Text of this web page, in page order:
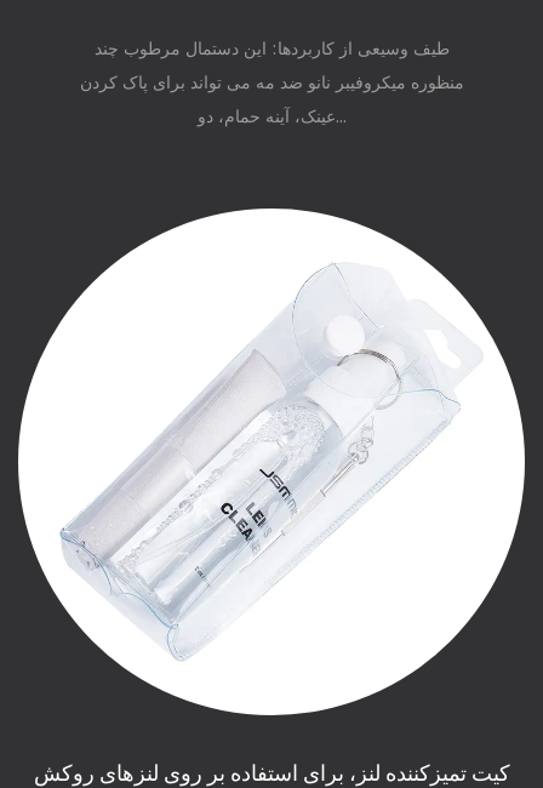
طیف وسیعی از کاربردها: این دستمال مرطوب چند
منظوره میکروفیبر نانو ضد مه می تواند برای پاک کردن
عینک، آینه حمام، دو...
کیت تمیزکننده لنز، برای استفاده بر روی لنزهای روکش